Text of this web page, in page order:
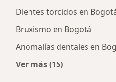
Dientes torcidos en
Bruxismo en Bogotá
Anomalías dentales en
Ver más (15)